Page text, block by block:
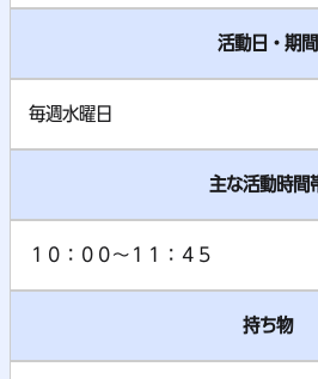
活動日・期間
毎週水曜日
主な活動時間
１０：００～１１：４５
持ち物